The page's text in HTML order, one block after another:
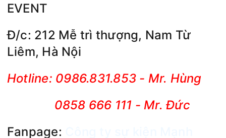
EVENT
Đ/c: 212 Mễ trì thượng, Nam Từ
Liêm, Hà Nội
Hotline: 0986.831.853 - Mr. Hùng
0858 666 111 - Mr. Đức
Fanpage: